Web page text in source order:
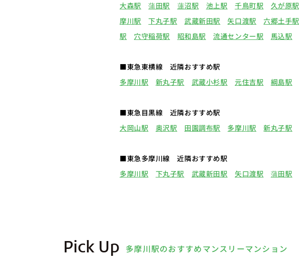
大森駅
蒲田駅 蓮沼駅 池上駅 千鳥町駅 久が原駅
摩川駅
下丸子駅 武蔵新田駅 矢口渡駅 六郷土手駅
駅
穴守稲荷駅 昭和島駅 流通センター駅 馬込駅
■東急東横線 近隣おすすめ駅
多摩川駅
新丸子駅 武蔵小杉駅 元住吉駅 綱島駅
■東急目黒線 近隣おすすめ駅
大岡山駅
奥沢駅 田園調布駅 多摩川駅 新丸子駅
■東急多摩川線 近隣おすすめ駅
多摩川駅
下丸子駅 武蔵新田駅 矢口渡駅 蒲田駅
Pick Up 多摩川駅のおすすめマンスリーマンション